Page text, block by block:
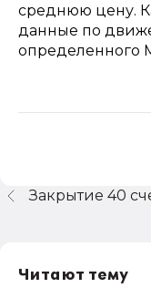
среднюю цену.
данные по
определенного
Закрытие 40
Читают тему